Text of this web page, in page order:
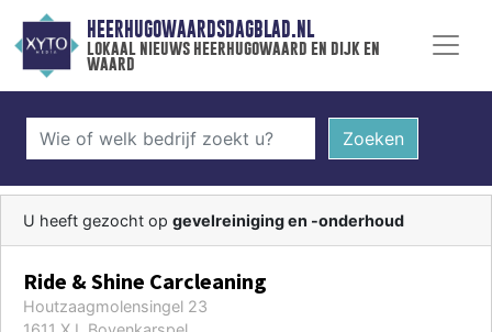
HEERHUGOWAARDSDAGBLAD.NL
lokaal nieuws heerhugowaard en dijk en
waard
Zoeken
U heeft gezocht op gevelreiniging en -onderhoud
Ride & Shine Carcleaning
Houtzaagmolensingel 23